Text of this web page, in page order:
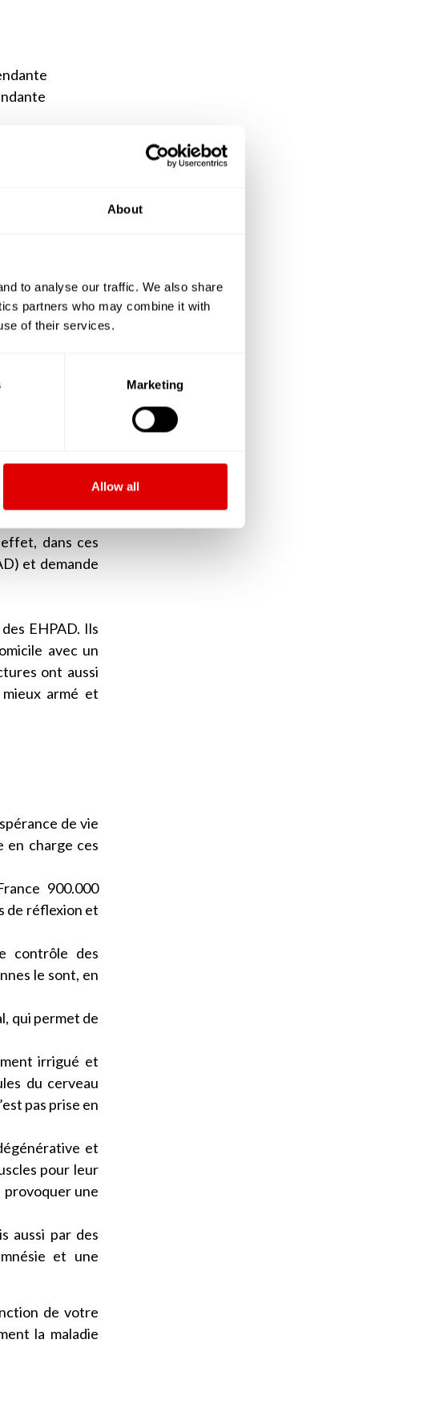
About
to analyse our traffic. We also share
partners who may combine it with
of their services.
Marketing
Allow all
25 places
Le
les EHPAD
avec une
urbain créés
et dont le
devenir des
l’on parle de
(PUV) que
à un
dans ces
et demande
EHPAD. Ils
avec un
ont aussi
armé et
de vie
en charge ces
900.000
de réflexion et
contrôle des
le sont, en
qui permet de
irrigué et
du cerveau
pas prise en
et
pour leur
provoquer une
aussi par des
et une
de votre
la maladie